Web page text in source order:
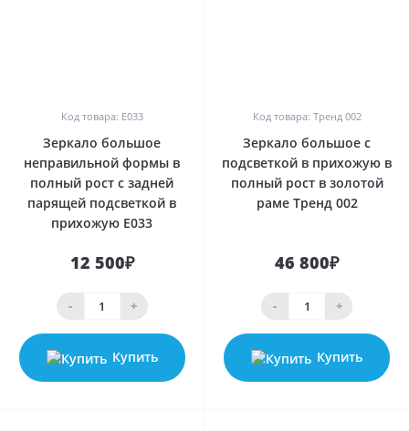
Код товара: E033
Зеркало большое
неправильной формы в
полный рост с задней
парящей подсветкой в
прихожую E033
12 500₽
- +
Купить
Код товара: Тренд 002
Зеркало большое с
подсветкой в прихожую в
полный рост в золотой
раме Тренд 002
46 800₽
- +
Купить